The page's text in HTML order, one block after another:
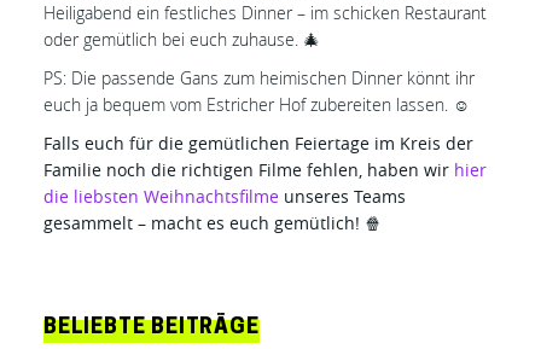
Heiligabend ein festliches Dinner – im schicken Restaurant
oder gemütlich bei euch zuhause. 🎄
PS: Die passende Gans zum heimischen Dinner könnt ihr
euch ja bequem vom Estricher Hof zubereiten lassen. ☺️
Falls euch für die gemütlichen Feiertage im Kreis der
Familie noch die richtigen Filme fehlen, haben wir hier
die liebsten Weihnachtsfilme unseres Teams
gesammelt – macht es euch gemütlich! 🍿
BELIEBTE BEITRÄGE